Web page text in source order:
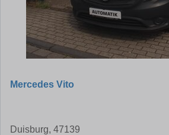
Mercedes Vito
Duisburg, 47139